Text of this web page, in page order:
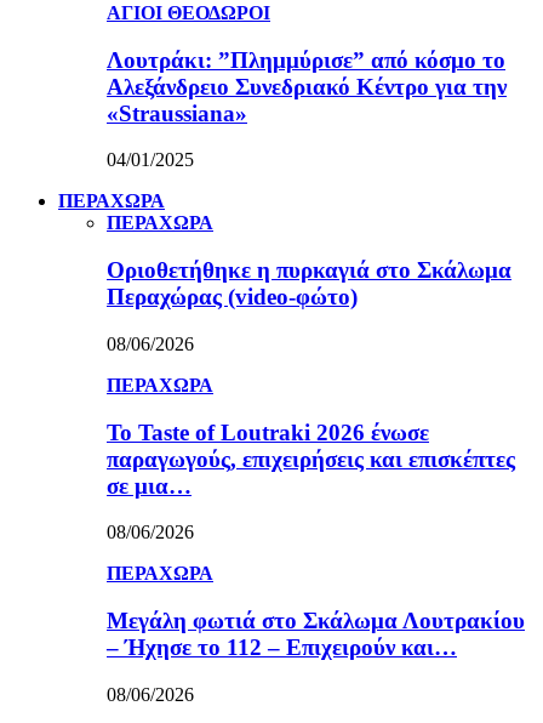
ΑΓΙΟΙ ΘΕΟΔΩΡΟΙ
Λουτράκι: ”Πλημμύρισε” από κόσμο το
Αλεξάνδρειο Συνεδριακό Κέντρο για την
«Straussiana»
04/01/2025
ΠΕΡΑΧΩΡΑ
ΠΕΡΑΧΩΡΑ
Οριοθετήθηκε η πυρκαγιά στο Σκάλωμα
Περαχώρας (video-φώτο)
08/06/2026
ΠΕΡΑΧΩΡΑ
Το Taste of Loutraki 2026 ένωσε
παραγωγούς, επιχειρήσεις και επισκέπτες
σε μια…
08/06/2026
ΠΕΡΑΧΩΡΑ
Μεγάλη φωτιά στο Σκάλωμα Λουτρακίου
– Ήχησε το 112 – Επιχειρούν και…
08/06/2026